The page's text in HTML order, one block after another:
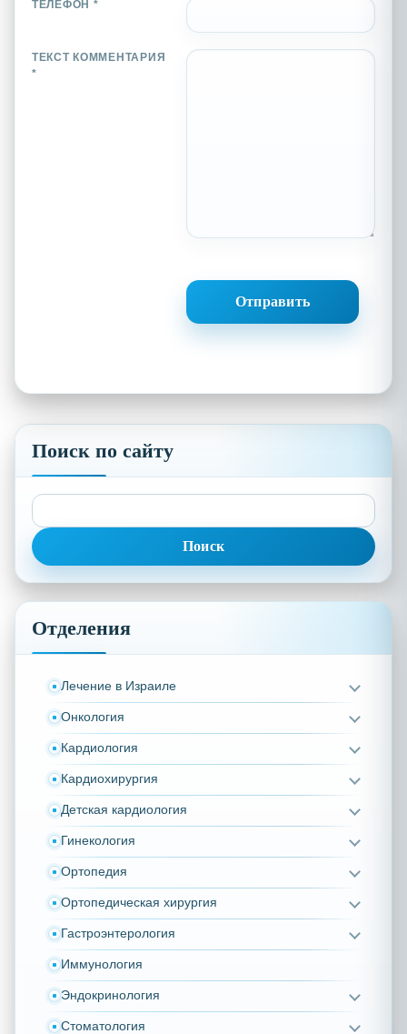
Поиск по сайту
Найти:
Отделения
Лечение в Израиле
Онкология
Кардиология
Кардиохирургия
Детская кардиология
Гинекология
Ортопедия
Ортопедическая хирургия
Гастроэнтерология
Иммунология
Эндокринология
Стоматология
ТЕЛЕФОН *
ТЕКСТ КОММЕНТАРИЯ
*